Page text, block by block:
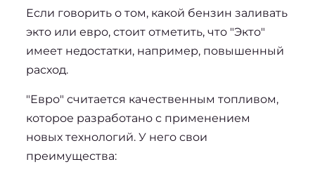
Если говорить о том, какой бензин заливать
экто или евро, стоит отметить, что "Экто"
имеет недостатки, например, повышенный
расход.
"Евро" считается качественным топливом,
которое разработано с применением
новых технологий. У него свои
преимущества: